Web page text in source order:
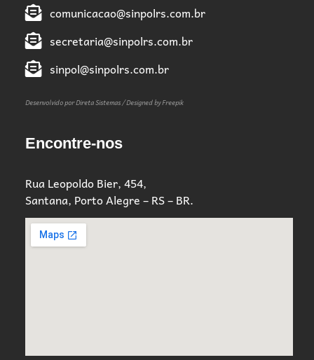
comunicacao@sinpolrs.com.br
secretaria@sinpolrs.com.br
sinpol@sinpolrs.com.br
Desenvolvido por Direta Sistemas /Designed by Freepik
Encontre-nos
Rua Leopoldo Bier, 454,
Santana, Porto Alegre – RS – BR.